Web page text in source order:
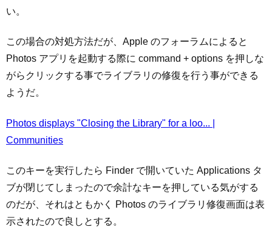
い。
この場合の対処方法だが、Apple のフォーラムによると
Photos アプリを起動する際に command + options を押しな
がらクリックする事でライブラリの修復を行う事ができる
ようだ。
Photos displays "Closing the Library" for a loo... |
Communities
このキーを実行したら Finder で開いていた Applications タ
ブが閉じてしまったので余計なキーを押している気がする
のだが、それはともかく Photos のライブラリ修復画面は表
示されたので良しとする。